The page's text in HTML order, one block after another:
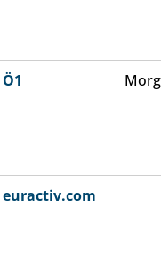
Ö1
euractiv.com